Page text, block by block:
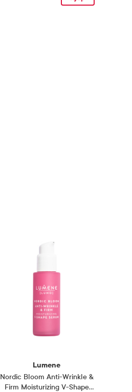
Lumene
Nordic Bloom Anti-Wrinkle &
Firm Moisturizing V-Shape